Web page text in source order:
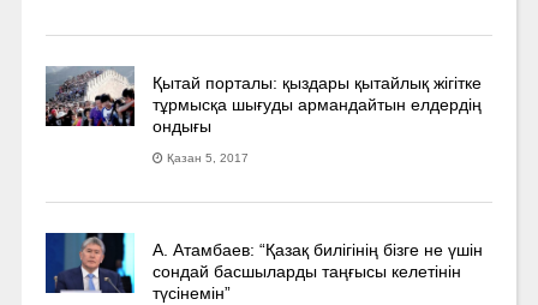
Қытай порталы: қыздары қытайлық жігітке
тұрмысқа шығуды армандайтын елдердің
ондығы
Қазан 5, 2017
А. Атамбаев: “Қазақ билігінің бізге не үшін
сондай басшыларды таңғысы келетінін
түсінемін”